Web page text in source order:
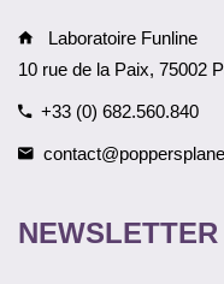
Laboratoire Funline
10 rue de la Paix, 75002
+33 (0) 682.560.840
NEWSLETTER